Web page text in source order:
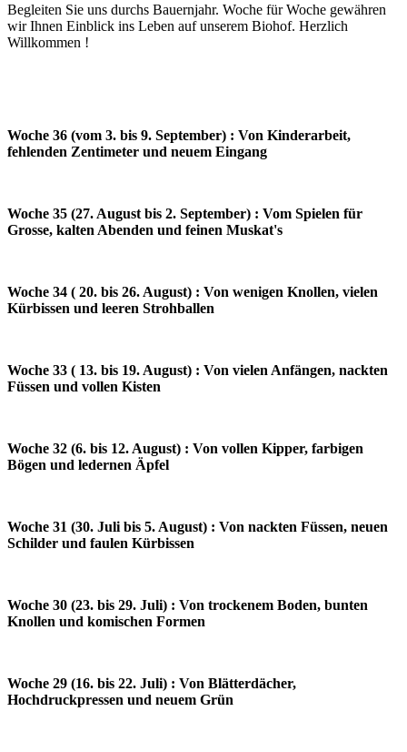
Begleiten Sie uns durchs Bauernjahr. Woche für Woche gewähren
wir Ihnen Einblick ins Leben auf unserem Biohof. Herzlich
Willkommen !
Woche 36 (vom 3. bis 9. September) : Von Kinderarbeit,
fehlenden Zentimeter und neuem Eingang
Woche 35 (27. August bis 2. September) : Vom Spielen für
Grosse, kalten Abenden und feinen Muskat's
Woche 34 ( 20. bis 26. August) : Von wenigen Knollen, vielen
Kürbissen und leeren Strohballen
Woche 33 ( 13. bis 19. August) : Von vielen Anfängen, nackten
Füssen und vollen Kisten
Woche 32 (6. bis 12. August) : Von vollen Kipper, farbigen
Bögen und ledernen Äpfel
Woche 31 (30. Juli bis 5. August) : Von nackten Füssen, neuen
Schilder und faulen Kürbissen
Woche 30 (23. bis 29. Juli) : Von trockenem Boden, bunten
Knollen und komischen Formen
Woche 29 (16. bis 22. Juli) : Von Blätterdächer,
Hochdruckpressen und neuem Grün